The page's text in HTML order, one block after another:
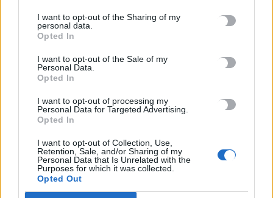
I want to opt-out of the Sharing of my
personal data.
Opted In
I want to opt-out of the Sale of my
Personal Data.
Opted In
I want to opt-out of processing my
Personal Data for Targeted Advertising.
Opted In
I want to opt-out of Collection, Use,
Retention, Sale, and/or Sharing of my
Personal Data that Is Unrelated with the
Purposes for which it was collected.
Opted Out
Ταϊλάνδη: Μαθητής άνοιξε πυρ σε σχολείο βόρεια της
Μπανγκόκ -Τέσσερις νεκροί και 15 τραυματίες
7 Αυγούστου, 2026
Γονικές παροχές: Οι παγίδες στις μεταφορές χρημάτων που
μπορεί να κοστίσουν σε φόρο
Αεροδρόμιο Καστελλίου: Σήμερα οι υπογραφές για τα ραντάρ
7 Αυγούστου, 2026